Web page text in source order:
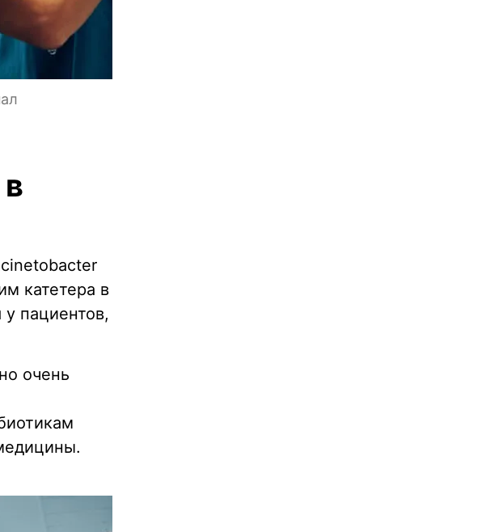
катетера в
пациентов,
очень